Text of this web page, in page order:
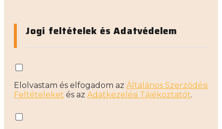
Jogi feltételek és Adatvédelem
Elolvastam és elfogadom az Általános Szerződési
Feltételeket és az Adatkezelési Tájékoztatót.